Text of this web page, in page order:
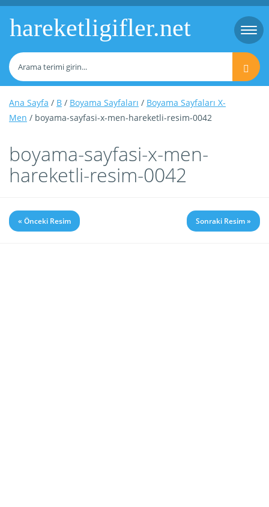
hareketligifler.net
Ana Sayfa / B / Boyama Sayfaları / Boyama Sayfaları X-
Men / boyama-sayfasi-x-men-hareketli-resim-0042
boyama-sayfasi-x-men-
hareketli-resim-0042
« Önceki Resim Sonraki Resim »